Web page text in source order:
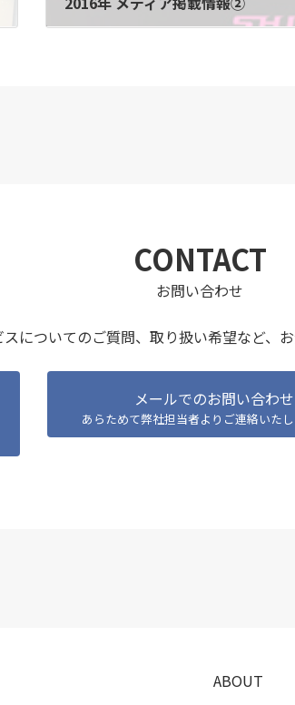
CONTACT
お問い合わせ
についてのご質問、取り扱い希望など、
メールでのお問い合わせ
あらためて弊社担当者よりご連絡いた
ABOUT